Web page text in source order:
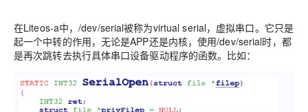
在Liteos-a中，/dev/serial被称为virtual serial，虚拟串口。它只是
起一个中转的作用，无论是APP还是内核，使用/dev/serial时，都
是再次跳转去执行具体串口设备驱动程序的函数。比如：